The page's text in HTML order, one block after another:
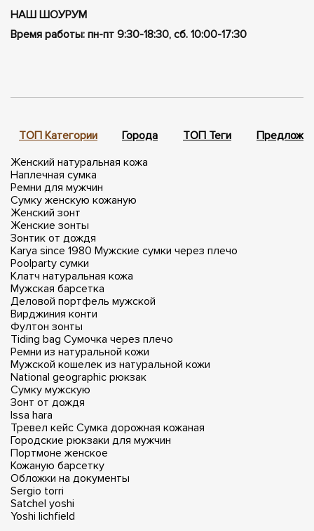
НАШ ШОУРУМ
Время работы: пн-пт 9:30-18:30, сб. 10:00-17:30
ТОП Категории Города ТОП Теги
Женский натуральная кожа
Наплечная сумка
Ремни для мужчин
Сумку женскую кожаную
Женский зонт
Женские зонты
Зонтик от дождя
Karya since 1980 Мужские сумки через плечо
Poolparty сумки
Клатч натуральная кожа
Мужская барсетка
Деловой портфель мужской
Вирджиния конти
Фултон зонты
Tiding bag Сумочка через плечо
Ремни из натуральной кожи
Мужской кошелек из натуральной кожи
National geographic рюкзак
Сумку мужскую
Зонт от дождя
Issa hara
Тревел кейс Сумка дорожная кожаная
Городские рюкзаки для мужчин
Портмоне женское
Кожаную барсетку
Обложки на документы
Sergio torri
Satchel yoshi
Yoshi lichfield